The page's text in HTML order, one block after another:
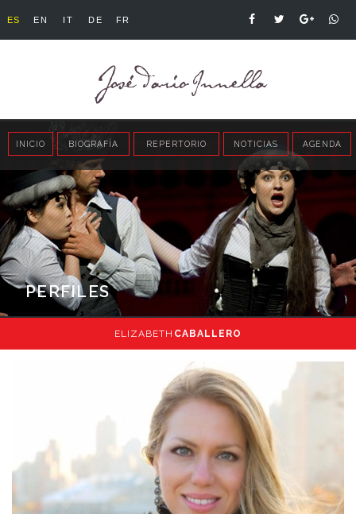
ES EN IT DE FR
INICIO BIOGRAFÍA REPERTORIO NOTICIAS AGENDA
PERFILES
ELIZABETH CABALLERO